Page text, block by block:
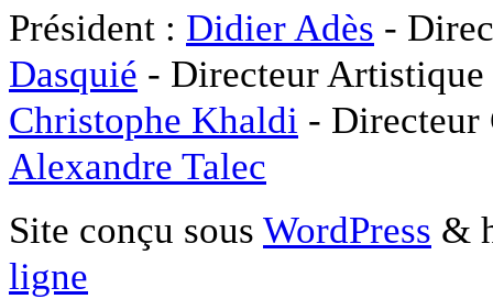
Président : Didier Adès -
Dasquié - Directeur
Christophe Khaldi -
Alexandre Talec
Site conçu sous WordPress &
ligne